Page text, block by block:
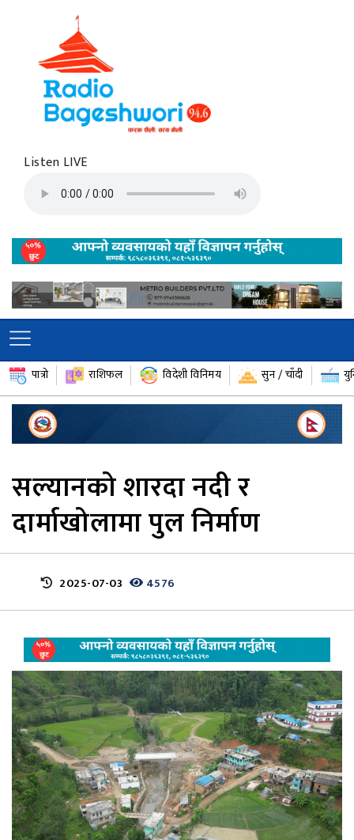
Listen LIVE
पात्रो राशिफल विदेशी विनिमय सुन / चाँदी
सल्यानको शारदा नदी र
दार्माखोलामा पुल निर्माण
2025-07-03 4576